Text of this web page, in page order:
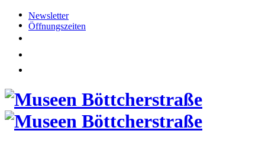
Newsletter
Öffnungszeiten